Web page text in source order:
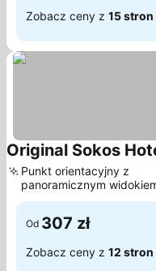
Zobacz ceny z 15 stron
Original Sokos
Punkt orientacyjny z
panoramicznym
na miasto
Od 307 zł
Zobacz ceny z 12 stron